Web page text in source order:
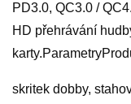
PD3.0, QC3.0 /
HD přehrávání
skritek dobby,